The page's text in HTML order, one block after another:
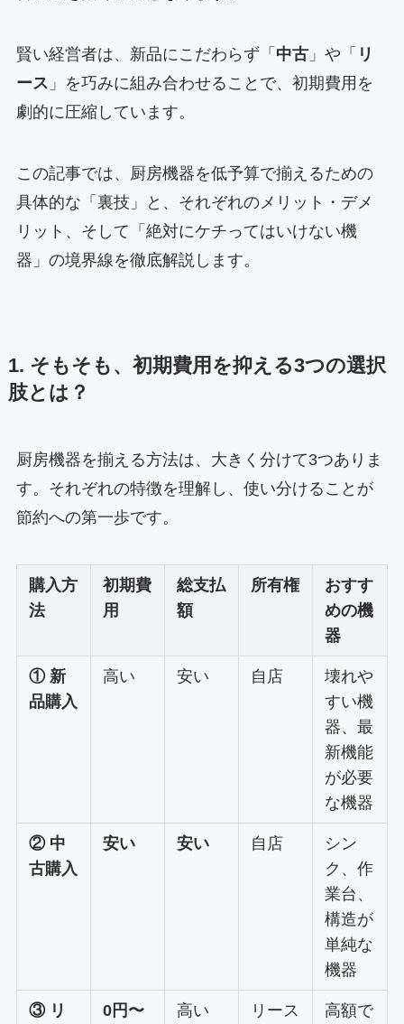
賢い経営者は、新品にこだわらず「 中古」や「 リ
ース 」を巧みに組み合わせることで、初期費用を
劇的に圧縮しています。
この記事では、厨房機器を低予算で揃えるための
具体的な「裏技」と、それぞれのメリット・デメ
リット、そして「絶対にケチってはいけない機
器」の境界線を徹底解説します。
1. そもそも、初期費用を抑える3つの選択
肢とは？
厨房機器を揃える方法は、大きく分けて3つありま
す。それぞれの特徴を理解し、使い分けることが
節約への第一歩です。
購入方
法
初期費
用
総支払
額
所有権
おすす
めの機
器
① 新
品購入
高い 安い 自店
壊れや
すい機
器、最
新機能
が必要
な機器
② 中
古購入
安い 安い 自店
シン
ク、作
業台、
構造が
単純な
機器
③ リ 0円〜 高い リース 高額で